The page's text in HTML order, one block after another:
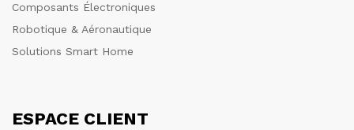
Composants Électroniques
Robotique & Aéronautique
Solutions Smart Home
ESPACE CLIENT